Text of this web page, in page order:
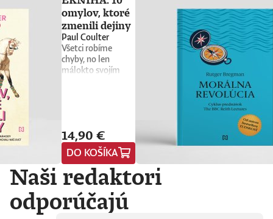
omylov, ktoré
zmenili dejiny
Paul Coulter
Všetci robíme
chyby, no len
málokto svojím
osviežujúci výber
neúmyselných
pochybení, ktorým
sa to podarilo – raz
to bol rozchod, čo
pochoval
impérium, inokedy
spánok poslal ku
14,90 €
DO KOŠÍKA
Naši redaktori
odporúčajú